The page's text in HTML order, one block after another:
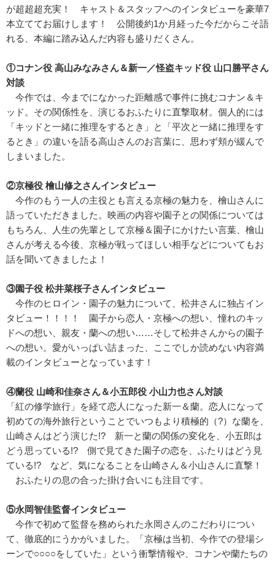
が超超超充実！ キャスト＆スタッフへのインタビューを豪華7
本立ててお届けします！ 公開後約1か月経った今だからこそ語
れる、本編に踏み込んだ内容も盛りだくさん。
①コナン役 高山みなみさん＆新一／怪盗キッド役 山口勝平さん
対談
今作では、今までになかった距離感で事件に挑むコナン＆キ
ッド。その関係性を、演じるおふたりに直撃取材。個人的には
「キッドと一緒に推理をするとき」と「平次と一緒に推理をす
るとき」の違いを語る高山さんのお言葉に、思わず頬が緩んで
しまいました。
②京極役 檜山修之さんインタビュー
今作のもう一人の主役とも言える京極の魅力を、檜山さんに
語っていただきました。映画の内容や園子との関係については
もちろん、人生の先輩として京極＆園子にかけたい言葉、檜山
さんが考える今後、京極が戦ってほしい相手などについてもお
話を聞いてきましたよ！
③園子役 松井菜桜子さんインタビュー
今作のヒロイン・園子の魅力について、松井さんに独占イン
タビュー！！！！ 園子から恋人・京極への想い、憧れのキッ
ドへの想い、親友・蘭への想い……そして松井さんからの園子
への想い。愛がいっぱい詰まった、ここでしか読めない内容満
載のインタビューとなっています！
④蘭役 山崎和佳奈さん＆小五郎役 小山力也さん対談
「紅の修学旅行」を経て恋人になった新一＆蘭。恋人になって
初めての海外旅行ということでいつもより積極的（?）な蘭を、
山崎さんはどう演じた!? 新一と蘭の関係の変化を、小五郎は
どう思っている!? 側で見てきた園子の恋を、ふたりはどう見
ている!? など、気になることを山崎さん＆小山さんに直撃！
おふたりの息の合った掛け合いにも注目です。
⑤永岡智佳監督インタビュー
今作で初めて監督を務められた永岡さんのこだわりについ
て、徹底的にうかがいました。「京極は当初、今作での登場シ
ーンで○○○○をしていた」という衝撃情報や、コナンや蘭たちの